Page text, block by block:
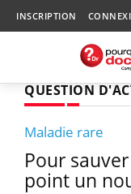
INSCRIPTION
QUESTION
Maladie rare
Pour
point un